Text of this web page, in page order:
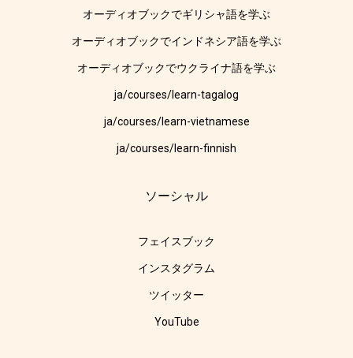
オーディオブックでギリシャ語を学ぶ
オーディオブックでインドネシア語を学ぶ
オーディオブックでウクライナ語を学ぶ
ja/courses/learn-tagalog
ja/courses/learn-vietnamese
ja/courses/learn-finnish
ソーシャル
フェイスブック
インスタグラム
ツイッター
YouTube